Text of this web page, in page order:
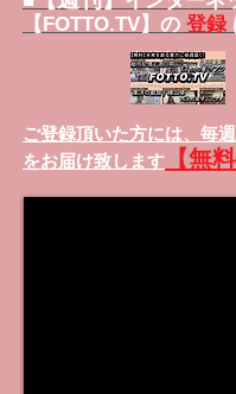
【FOTTO.TV】の 登録
ご登録頂いた方には、 毎
をお届け致します
【無料